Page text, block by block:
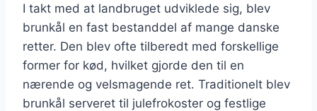
I takt med at landbruget udviklede sig, blev
brunkål en fast bestanddel af mange danske
retter. Den blev ofte tilberedt med forskellige
former for kød, hvilket gjorde den til en
nærende og velsmagende ret. Traditionelt blev
brunkål serveret til julefrokoster og festlige